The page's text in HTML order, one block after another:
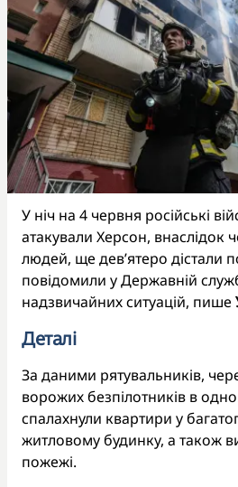
У ніч на 4 червня російські
атакували Херсон, внаслідок
людей, ще дев’ятеро дістали
повідомили у Державній
надзвичайних ситуацій, пише
Деталі
За даними рятувальників,
ворожих безпілотників в
спалахнули квартири у
житловому будинку, а також
пожежі.